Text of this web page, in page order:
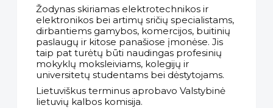
Žodynas skiriamas elektrotechnikos ir
elektronikos bei artimų sričių specialistams,
dirbantiems gamybos, komercijos, buitinių
paslaugų ir kitose panašiose įmonėse. Jis
taip pat turėtų būti naudingas profesinių
mokyklų moksleiviams, kolegijų ir
universitetų studentams bei dėstytojams.
Lietuviškus terminus aprobavo Valstybinė
lietuvių kalbos komisija.